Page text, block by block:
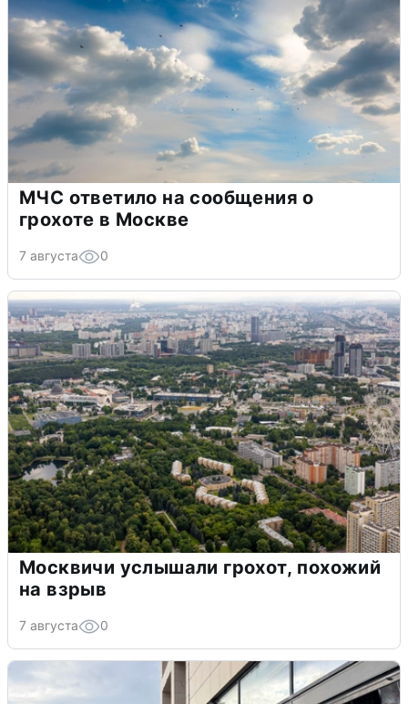
МЧС ответило на сообщения о
грохоте в Москве
7 августа 0
Москвичи услышали грохот, похожий
на взрыв
7 августа 0